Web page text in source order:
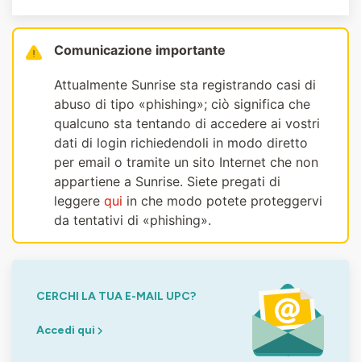
Comunicazione importante
Attualmente Sunrise sta registrando casi di
abuso di tipo «phishing»; ciò significa che
qualcuno sta tentando di accedere ai vostri
dati di login richiedendoli in modo diretto
per email o tramite un sito Internet che non
appartiene a Sunrise. Siete pregati di
leggere qui in che modo potete proteggervi
da tentativi di «phishing».
CERCHI LA TUA E-MAIL UPC?
Accedi qui